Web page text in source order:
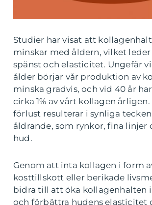
Studier har visat att
minskar med åldern, vilket
spänst och elasticitet. Ungefär
ålder börjar vår produktion av
minska gradvis, och vid 40 år
cirka 1% av vårt kollagen årligen.
förlust resulterar i synliga
åldrande, som rynkor, fina linjer
hud.
Genom att inta kollagen i form
kosttillskott eller berikade
bidra till att öka kollagenhalten
och förbättra hudens elasticitet